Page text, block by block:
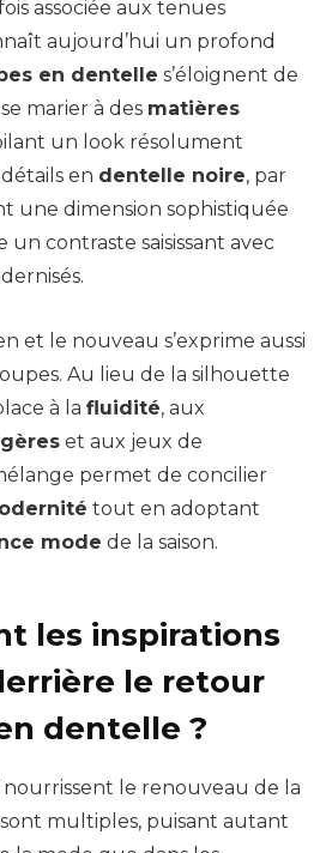
associée aux tenues
aujourd’hui un profond
en dentelle s’éloignent de
marier à des matières
un look résolument
en dentelle noire, par
une dimension sophistiquée
contraste saisissant avec
et le nouveau s’exprime aussi
Au lieu de la silhouette
à la fluidité, aux
et aux jeux de
permet de concilier
tout en adoptant
mode de la saison.
les inspirations
le retour
dentelle ?
nourrissent le renouveau de la
sont multiples, puisant autant